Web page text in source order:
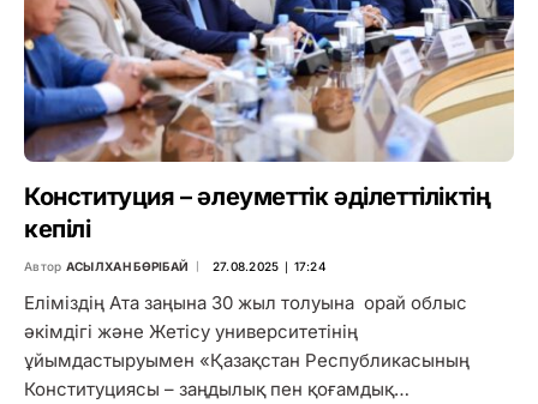
Конституция – әлеуметтік әділеттіліктің
кепілі
Автор АСЫЛХАН БӨРІБАЙ 27.08.2025 ∣ 17:24
Еліміздің Ата заңына 30 жыл толуына орай облыс
әкімдігі және Жетісу университетінің
ұйымдастыруымен «Қазақстан Республикасының
Конституциясы – заңдылық пен қоғамдық…